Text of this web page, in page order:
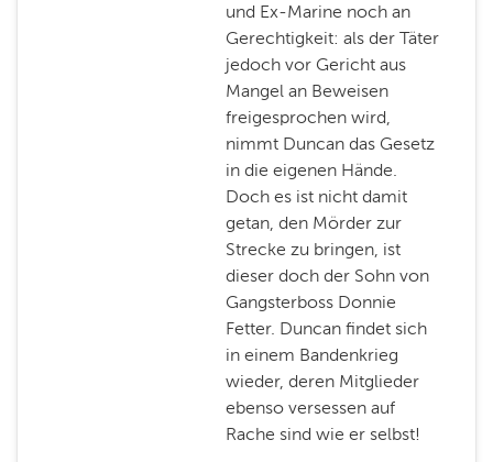
und Ex-Marine noch an
Gerechtigkeit: als der Täter
jedoch vor Gericht aus
Mangel an Beweisen
freigesprochen wird,
nimmt Duncan das Gesetz
in die eigenen Hände.
Doch es ist nicht damit
getan, den Mörder zur
Strecke zu bringen, ist
dieser doch der Sohn von
Gangsterboss Donnie
Fetter. Duncan findet sich
in einem Bandenkrieg
wieder, deren Mitglieder
ebenso versessen auf
Rache sind wie er selbst!